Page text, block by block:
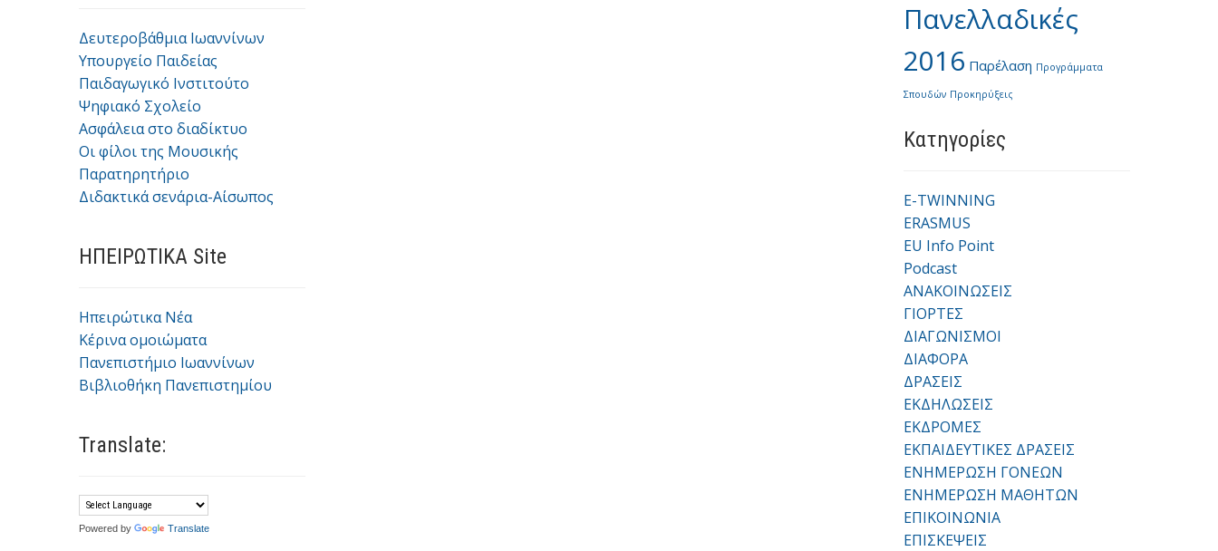
Δευτεροβάθμια Ιωαννίνων
Υπουργείο Παιδείας
Παιδαγωγικό Ινστιτούτο
Ψηφιακό Σχολείο
Ασφάλεια στο διαδίκτυο
Οι φίλοι της Μουσικής
Παρατηρητήριο
Διδακτικά σενάρια-Αίσωπος
ΗΠΕΙΡΩΤΙΚΑ Site
Ηπειρώτικα Νέα
Κέρινα ομοιώματα
Πανεπιστήμιο Ιωαννίνων
Βιβλιοθήκη Πανεπιστημίου
Translate:
Powered by Translate
Πανελλαδικές
2016 Παρέλαση Προγράμματα
Σπουδών Προκηρύξεις
Kατηγορίες
E-TWINNING
ERASMUS
EU Info Point
Podcast
ΑΝΑΚΟΙΝΩΣΕΙΣ
ΓΙΟΡΤΕΣ
ΔΙΑΓΩΝΙΣΜΟΙ
ΔΙΑΦΟΡΑ
ΔΡΑΣΕΙΣ
ΕΚΔΗΛΩΣΕΙΣ
ΕΚΔΡΟΜΕΣ
ΕΚΠΑΙΔΕΥΤΙΚΕΣ ΔΡΑΣΕΙΣ
ΕΝΗΜΕΡΩΣΗ ΓΟΝΕΩΝ
ΕΝΗΜΕΡΩΣΗ ΜΑΘΗΤΩΝ
ΕΠΙΚΟΙΝΩΝΙΑ
ΕΠΙΣΚΕΨΕΙΣ